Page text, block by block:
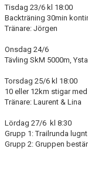
Tisdag 23/6 kl 18:00
Backträning 30min
Tränare: Jörgen
Onsdag 24/6
Tävling SkM 5000m,
Torsdag 25/6 kl 18:00
10 eller 12km stigar
Tränare: Laurent & Lina
Lördag 27/6 kl 8:30
Grupp 1: Trailrunda
Grupp 2: Gruppen